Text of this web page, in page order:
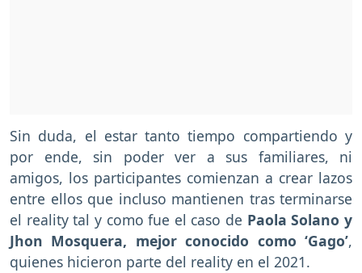
Sin duda, el estar tanto tiempo compartiendo y
por ende, sin poder ver a sus familiares, ni
amigos, los participantes comienzan a crear lazos
entre ellos que incluso mantienen tras terminarse
el reality tal y como fue el caso de Paola Solano y
Jhon Mosquera, mejor conocido como ‘Gago’,
quienes hicieron parte del reality en el 2021.